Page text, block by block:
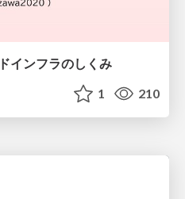
インフラのしくみ
1 210